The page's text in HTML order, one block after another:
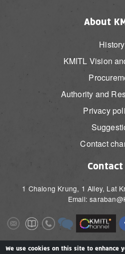
About
History
KMITL Vision
Authority and
Privacy
Contact
Contact
1 Chalong Krung, 1 Alley, Lat
Email:
ImageImageImageImage Image
Image Image
We use cookies on this site to enhance